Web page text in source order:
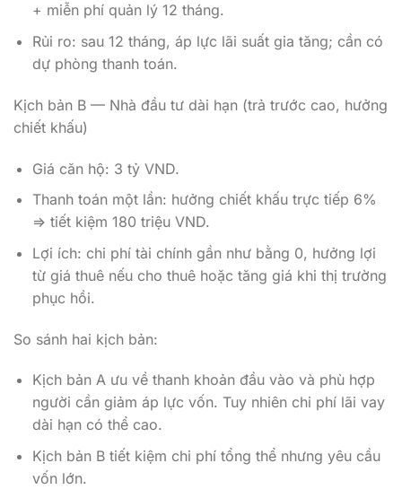
+ miễn phí quản lý 12 tháng.
Rủi ro: sau 12 tháng, áp lực lãi suất gia tăng; cần có
dự phòng thanh toán.
Kịch bản B — Nhà đầu tư dài hạn (trả trước cao, hưởng
chiết khấu)
Giá căn hộ: 3 tỷ VND.
Thanh toán một lần: hưởng chiết khấu trực tiếp 6%
=> tiết kiệm 180 triệu VND.
Lợi ích: chi phí tài chính gần như bằng 0, hưởng lợi
từ giá thuê nếu cho thuê hoặc tăng giá khi thị trường
phục hồi.
So sánh hai kịch bản:
Kịch bản A ưu về thanh khoản đầu vào và phù hợp
người cần giảm áp lực vốn. Tuy nhiên chi phí lãi vay
dài hạn có thể cao.
Kịch bản B tiết kiệm chi phí tổng thể nhưng yêu cầu
vốn lớn.